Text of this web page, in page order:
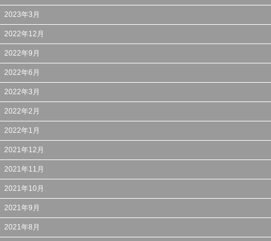
2023年3月
2022年12月
2022年9月
2022年6月
2022年3月
2022年2月
2022年1月
2021年12月
2021年11月
2021年10月
2021年9月
2021年8月